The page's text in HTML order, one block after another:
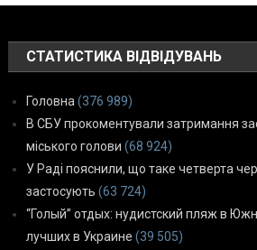
СТАТИСТИКА ВІДВІДУВАНЬ
Головна (376 989)
В СБУ прокоментували затримання
міського голови (68 924)
У Раді пояснили, що таке четверта
застосують (63 724)
“Голый” отдых: нудистский пляж в
лучших в Украине (39 505)